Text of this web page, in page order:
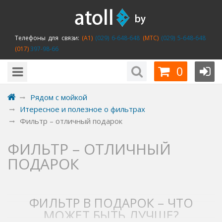
Телефоны для связи: (A1)(029) 6-648-648 (MTC)(029) 5-648-648
(017)397-98-66
0
Рядом с мойкой
Итересное и полезное о фильтрах
Фильтр – отличный подарок
ФИЛЬТР – ОТЛИЧНЫЙ
ПОДАРОК
ФИЛЬТР В ПОДАРОК – ЧТО
МОЖЕТ БЫТЬ ЛУЧШЕ?